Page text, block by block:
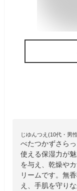
じゆんつえ(10代・男
べたつかずさら
使える保湿力が
を与え、乾燥や
リームです。無
え、手肌を守り